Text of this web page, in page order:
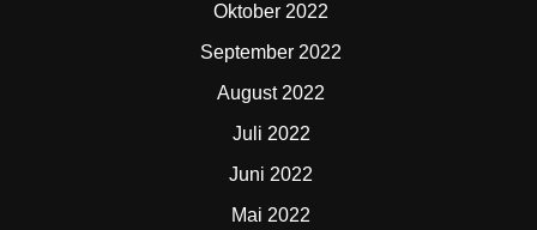
Oktober 2022
September 2022
August 2022
Juli 2022
Juni 2022
Mai 2022